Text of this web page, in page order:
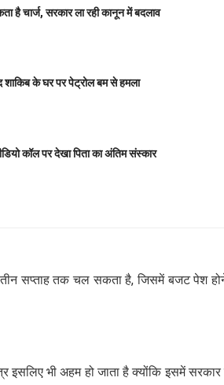
चार्ज, सरकार ला रही कानून में बदलाव
के घर पर पेट्रोल बम से हमला
कॉल पर देखा पिता का अंतिम संस्कार
सप्ताह तक चल सकता है, जिसमें बजट पेश
भी अहम हो जाता है क्योंकि इसमें